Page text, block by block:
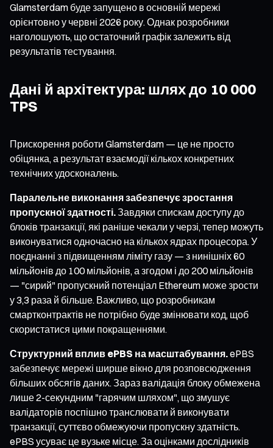
Glamsterdam буде запущено в основній мережі
орієнтовно у червні 2026 року. Однак розробники
наголошують, що остаточний графік залежить від
результатів тестування.
Дані й архітектура: шлях до 10 000
TPS
Прискорення роботи Glamsterdam — це не просто
обіцянка, а результат взаємодії кількох конкретних
технічних удосконалень.
Паралельне виконання забезпечує зростання
пропускної здатності.Завдяки спискам доступу до
блоків транзакції, які раніше чекали у черзі, тепер можуть
виконуватися одночасно на кількох ядрах процесора. У
поєднанні з підвищенням ліміту газу — з нинішніх 60
мільйонів до 100 мільйонів, а згодом і до 200 мільйонів
— "сирий" пропускний потенціал Ethereum може зрости
у 3,3 раза й більше. Важливо, що розробникам
смартконтрактів не потрібно буде змінювати код, щоб
скористатися цими покращеннями.
Структурний вплив ePBS на масштабування.ePBS
забезпечує мережі ширше вікно для розповсюдження
більших обсягів даних. Зараз валідація блоку обмежена
лише 2-секундним "гарячим шляхом", що змушує
валідаторів поспішно транслювати й виконувати
транзакції, суттєво обмежуючи пропускну здатність.
ePBS усуває це вузьке місце. За оцінками дослідників